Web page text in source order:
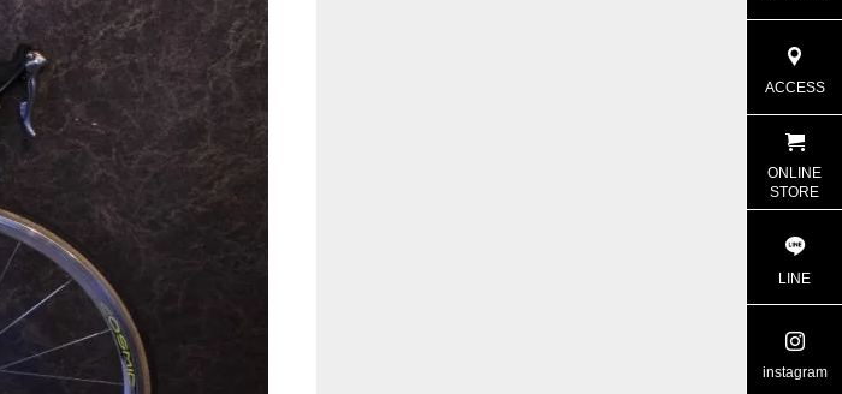
ACCESS
ONLINE
STORE
LINE
instagram